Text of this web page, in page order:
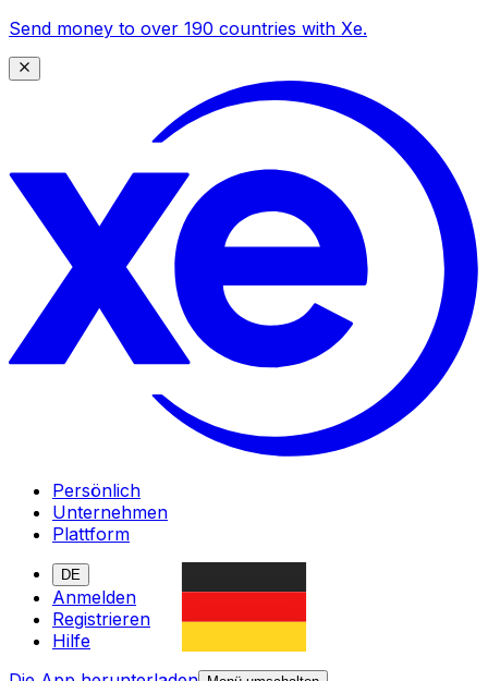
Send money to over 190 countries with Xe.
Persönlich
Unternehmen
Plattform
DE
Anmelden
Registrieren
Hilfe